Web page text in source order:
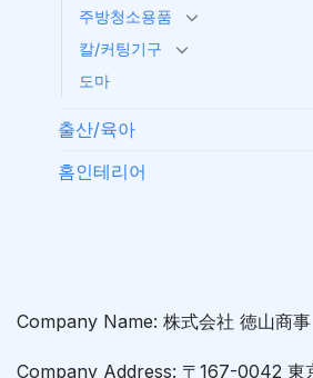
주방청소용품
칼/커팅기구
도마
출산/육아
홈인테리어
Company Name: 株式会社 徳山商事
Company Address: 〒167-0042 東